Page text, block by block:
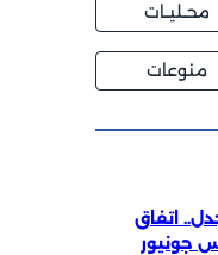
محــليــات
منوعات
اتفاق
جونيور